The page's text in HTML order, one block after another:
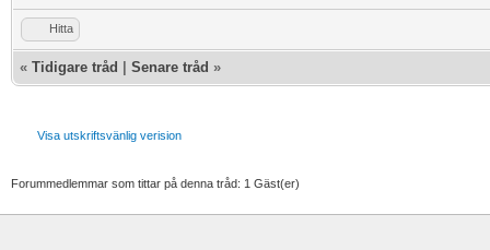
Hitta
« Tidigare tråd Senare tråd »
Visa utskriftsvänlig verision
Forummedlemmar som tittar på denna tråd: 1 Gäst(er)